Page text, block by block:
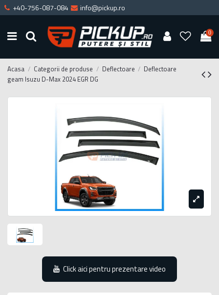
+40-756-087-084 info@pickup.ro
0
Acasa Categorii de produse Deflectoare
Deflectoare
geam Isuzu D-Max 2024 EGR DG
Click aici pentru prezentare video